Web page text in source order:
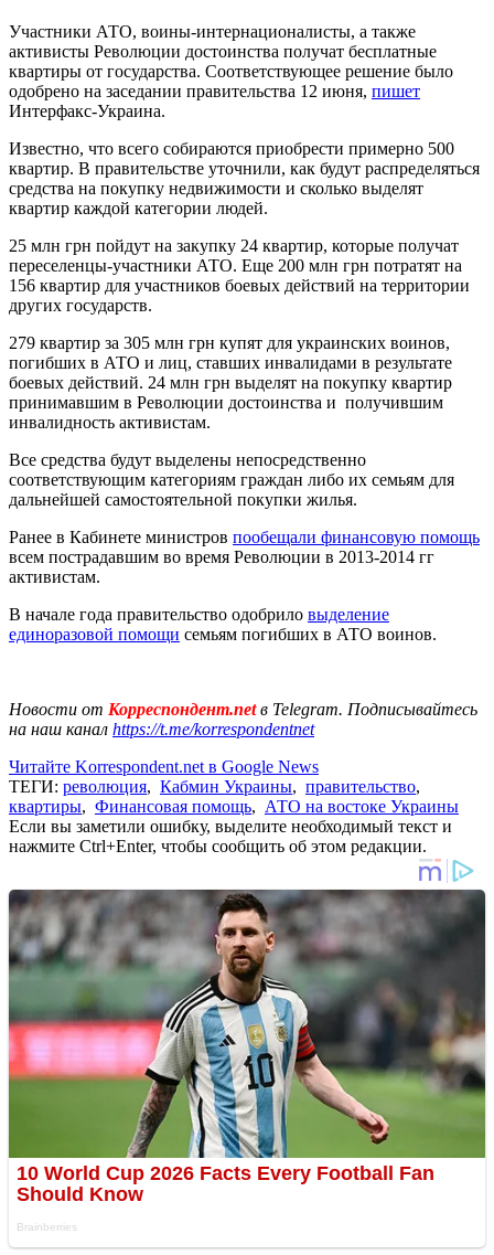
Участники АТО, воины-интернационалисты, а также
активисты Революции достоинства получат бесплатные
квартиры от государства. Соответствующее решение было
одобрено на заседании правительства 12 июня, пишет
Интерфакс-Украина.
Известно, что всего собираются приобрести примерно 500
квартир. В правительстве уточнили, как будут распределяться
средства на покупку недвижимости и сколько выделят
квартир каждой категории людей.
25 млн грн пойдут на закупку 24 квартир, которые получат
переселенцы-участники АТО. Еще 200 млн грн потратят на
156 квартир для участников боевых действий на территории
других государств.
279 квартир за 305 млн грн купят для украинских воинов,
погибших в АТО и лиц, ставших инвалидами в результате
боевых действий. 24 млн грн выделят на покупку квартир
принимавшим в Революции достоинства и получившим
инвалидность активистам.
Все средства будут выделены непосредственно
соответствующим категориям граждан либо их семьям для
дальнейшей самостоятельной покупки жилья.
Ранее в Кабинете министров пообещали финансовую помощь
всем пострадавшим во время Революции в 2013-2014 гг
активистам.
В начале года правительство одобрило выделение
единоразовой помощи семьям погибших в АТО воинов.
Новости от Корреспондент.netв Telegram. Подписывайтесь
на наш канал https://t.me/korrespondentnet
Читайте Korrespondent.net в Google News
ТЕГИ: революция, Кабмин Украины, правительство,
квартиры, Финансовая помощь, АТО на востоке Украины
Если вы заметили ошибку, выделите необходимый текст и
нажмите Ctrl+Enter, чтобы сообщить об этом редакции.